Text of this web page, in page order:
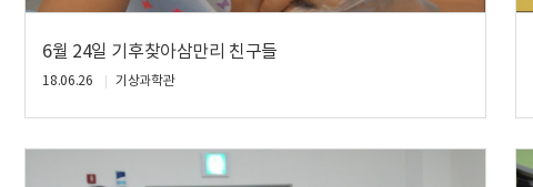
6월 24일 기후찾아삼만리 친구들
18.06.26 기상과학관